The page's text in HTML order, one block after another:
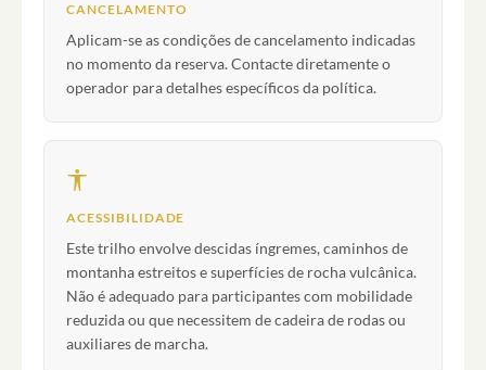
CANCELAMENTO
Aplicam-se as condições de cancelamento indicadas
no momento da reserva. Contacte diretamente o
operador para detalhes específicos da política.
ACESSIBILIDADE
Este trilho envolve descidas íngremes, caminhos de
montanha estreitos e superfícies de rocha vulcânica.
Não é adequado para participantes com mobilidade
reduzida ou que necessitem de cadeira de rodas ou
auxiliares de marcha.